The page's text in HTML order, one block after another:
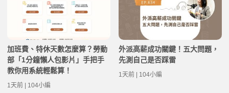
加班費、特休天數怎麼算？勞動
部「1分鐘懶人包影片」手把手
教你用系統輕鬆算！
1天前 | 104小編
外派高薪成功關鍵！五大問題，
先測自己是否踩雷
1天前 | 104小編